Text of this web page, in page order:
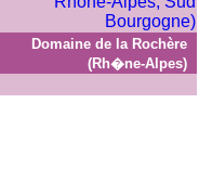
Domaine de la Rochère
(Rh�ne-Alpes)